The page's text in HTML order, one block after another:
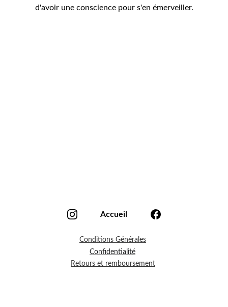
d'avoir une conscience pour s'en émerveiller.
Accueil
Conditions Générales
Retours et remboursement
Confidentialité